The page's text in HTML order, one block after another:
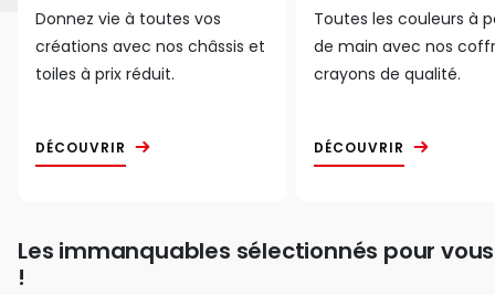
Donnez vie à toutes vos
créations avec nos châssis et
toiles à prix réduit.
DÉCOUVRIR
Toutes les couleurs à
de main avec nos
crayons de qualité.
DÉCOUVRIR
Les immanquables sélectionnés pour vous
!